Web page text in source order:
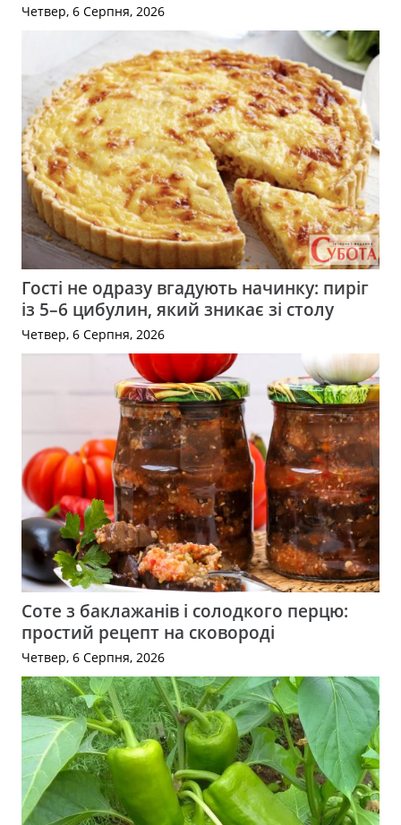
Четвер, 6 Серпня, 2026
Гості не одразу вгадують начинку: пиріг
із 5–6 цибулин, який зникає зі столу
Четвер, 6 Серпня, 2026
Соте з баклажанів і солодкого перцю:
простий рецепт на сковороді
Четвер, 6 Серпня, 2026